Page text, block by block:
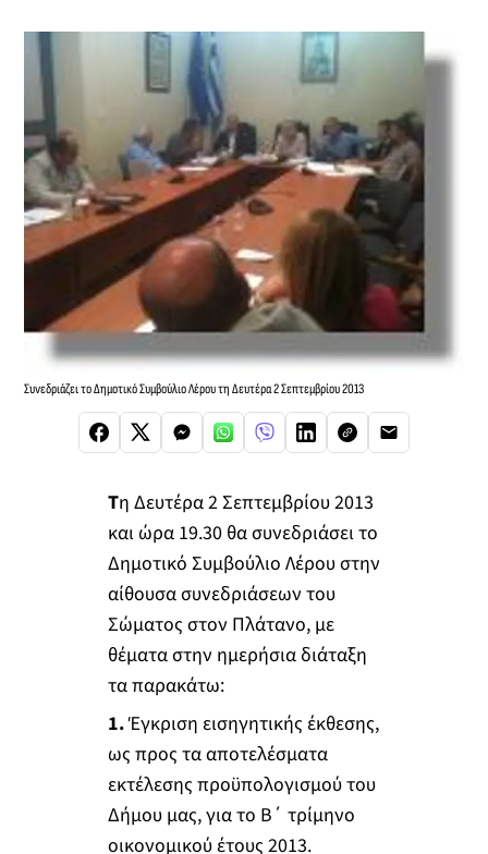
Συνεδριάζει το Δημοτικό Συμβούλιο Λέρου τη Δευτέρα 2 Σεπτεμβρίου 2013
Τη Δευτέρα 2 Σεπτεμβρίου 2013
και ώρα 19.30 θα συνεδριάσει το
Δημοτικό Συμβούλιο Λέρου στην
αίθουσα συνεδριάσεων του
Σώματος στον Πλάτανο, με
θέματα στην ημερήσια διάταξη
τα παρακάτω:
1.Έγκριση εισηγητικής έκθεσης,
ως προς τα αποτελέσματα
εκτέλεσης προϋπολογισμού του
Δήμου μας, για το Β΄ τρίμηνο
οικονομικού έτους 2013.